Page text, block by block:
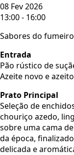
08 Fev 2026
13:00- 16:00
Sabores do fumeiro
Entrada
Pão rústico de
Azeite novo e
Prato Principal
Seleção de
chouriço azedo,
sobre uma cama
da época,
delicada e